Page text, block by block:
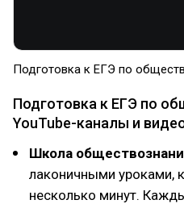
Подготовка к ЕГЭ по
Подготовка к ЕГЭ по
YouTube-каналы и
Школа
лаконичными уроками,
несколько минут.